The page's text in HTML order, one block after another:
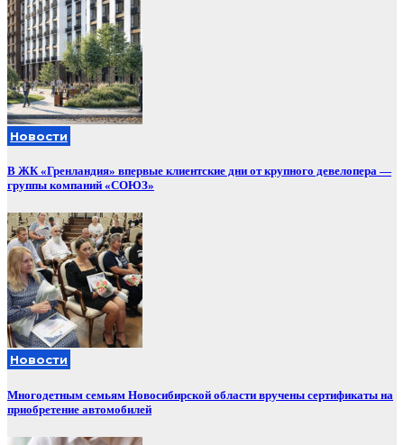
Новости
В ЖК «Гренландия» впервые клиентские дни от крупного девелопера —
группы компаний «СОЮЗ»
Новости
Многодетным семьям Новосибирской области вручены сертификаты на
приобретение автомобилей